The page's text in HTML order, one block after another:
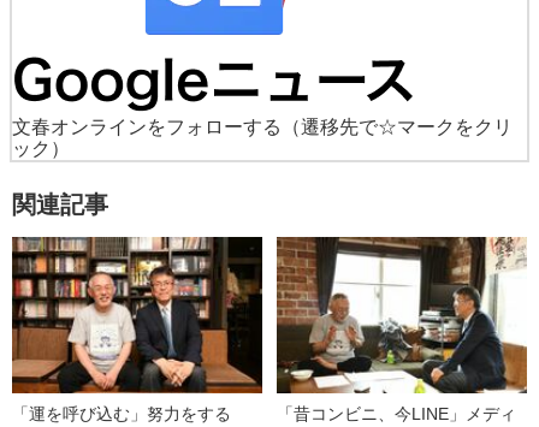
文春オンラインをフォローする
（遷移先で☆マークをクリ
ック）
関連記事
「運を呼び込む」努力をする
「昔コンビニ、今LINE」メディ